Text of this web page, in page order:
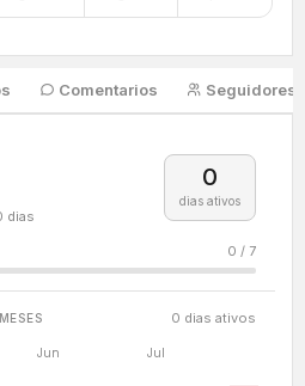
Comentarios Seguidores
dias
0
dias ativos
0 / 7
0 dias ativos
Jun Jul